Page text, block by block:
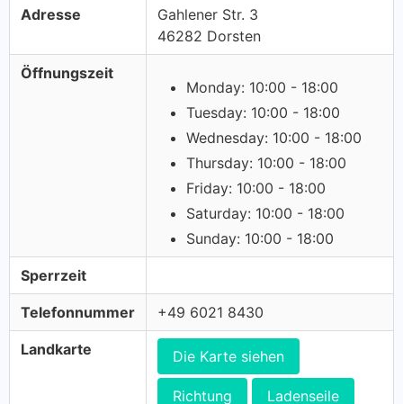
Adresse
Gahlener Str. 3
46282 Dorsten
Öffnungszeit
Monday: 10:00 - 18:00
Tuesday: 10:00 - 18:00
Wednesday: 10:00 - 18:00
Thursday: 10:00 - 18:00
Friday: 10:00 - 18:00
Saturday: 10:00 - 18:00
Sunday: 10:00 - 18:00
Sperrzeit
Telefonnummer +49 6021 8430
Landkarte Die Karte siehen
Richtung Ladenseile